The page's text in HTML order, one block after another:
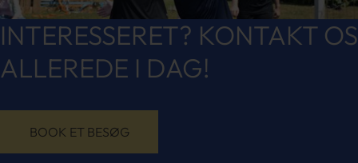
INTERESSERET? KONTAKT OS
ALLEREDE I DAG!
BOOK ET BESØG